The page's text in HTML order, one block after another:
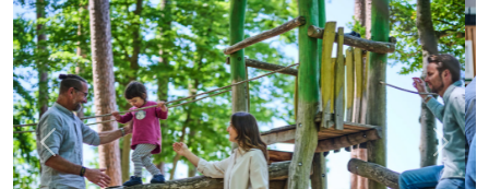
Previous Next